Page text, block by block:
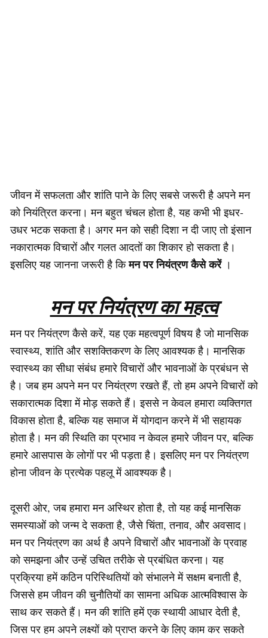
जीवन में सफलता और शांति पाने के लिए सबसे जरूरी है अपने मन
को नियंत्रित करना। मन बहुत चंचल होता है, यह कभी भी इधर-
उधर भटक सकता है। अगर मन को सही दिशा न दी जाए तो इंसान
नकारात्मक विचारों और गलत आदतों का शिकार हो सकता है।
इसलिए यह जानना जरूरी है किमन पर नियंत्रण कैसे करें ।
मन पर नियंत्रण का महत्व
मन पर नियंत्रण कैसे करें, यह एक महत्वपूर्ण विषय है जो मानसिक
स्वास्थ्य, शांति और सशक्तिकरण के लिए आवश्यक है। मानसिक
स्वास्थ्य का सीधा संबंध हमारे विचारों और भावनाओं के प्रबंधन से
है। जब हम अपने मन पर नियंत्रण रखते हैं, तो हम अपने विचारों को
सकारात्मक दिशा में मोड़ सकते हैं। इससे न केवल हमारा व्यक्तिगत
विकास होता है, बल्कि यह समाज में योगदान करने में भी सहायक
होता है। मन की स्थिति का प्रभाव न केवल हमारे जीवन पर, बल्कि
हमारे आसपास के लोगों पर भी पड़ता है। इसलिए मन पर नियंत्रण
होना जीवन के प्रत्येक पहलू में आवश्यक है।
दूसरी ओर, जब हमारा मन अस्थिर होता है, तो यह कई मानसिक
समस्याओं को जन्म दे सकता है, जैसे चिंता, तनाव, और अवसाद।
मन पर नियंत्रण का अर्थ है अपने विचारों और भावनाओं के प्रवाह
को समझना और उन्हें उचित तरीके से प्रबंधित करना। यह
प्रक्रिया हमें कठिन परिस्थितियों को संभालने में सक्षम बनाती है,
जिससे हम जीवन की चुनौतियों का सामना अधिक आत्मविश्वास के
साथ कर सकते हैं। मन की शांति हमें एक स्थायी आधार देती है,
जिस पर हम अपने लक्ष्यों को प्राप्त करने के लिए काम कर सकते